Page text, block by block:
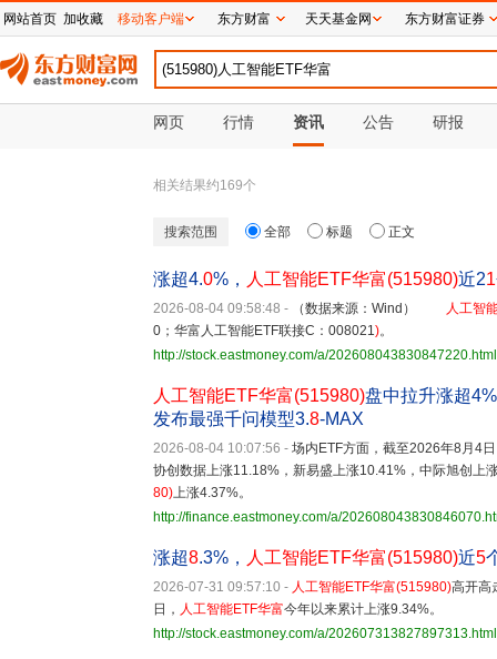
网页 行情 资讯 公告 研报
相关结果约169个
搜索范围 全部 标题 正文
涨超4.0%， 人工智能ETF华富(515980)近21
2026-08-04 09:58:48 - （数据来源：Wind）
人工智
0；华富人工智能ETF联接C：008021)。
http://stock.eastmoney.com/a/202608043830847220.html
人工智能ETF华富(515980)盘中拉升涨超
发布最强千问模型3.8-MAX
2026-08-04 10:07:56 - 场内ETF方面，截至2026年8月4
协创数据上涨11.18%，新易盛上涨10.41%，中际旭创上
80)上涨4.37%。
http://finance.eastmoney.com/a/
涨超8.3%， 人工智能ETF华富(515980)近5
2026-07-31 09:57:10 - 人工智能ETF华富(515980)高开高
日， 人工智能ETF华富今年以来累计上涨9.34%。
http://stock.eastmoney.com/a/202607313827897313.html
网站首页 加收藏 移动客户端 东方财富 天天基金网 东方财富证券